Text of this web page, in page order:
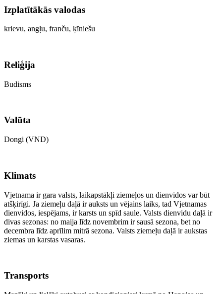
Izplatītākās valodas
krievu, angļu, franču, ķīniešu
Reliģija
Budisms
Valūta
Dongi (VND)
Klimats
Vjetnama ir gara valsts, laikapstākļi ziemeļos un dienvidos var būt
atšķirīgi. Ja ziemeļu daļā ir auksts un vējains laiks, tad Vjetnamas
dienvidos, iespējams, ir karsts un spīd saule. Valsts dienvidu daļā ir
divas sezonas: no maija līdz novembrim ir sausā sezona, bet no
decembra līdz aprīlim mitrā sezona. Valsts ziemeļu daļā ir aukstas
ziemas un karstas vasaras.
Transports